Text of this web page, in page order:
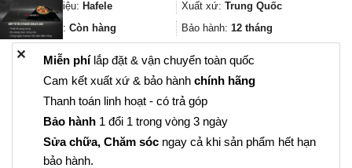
2.869.000₫.là:
2.151.000₫.
Thương hiệu: Hafele Xuất xứ: Trung Quốc
Trạng thái: Còn hàng Bảo hành: 12 tháng
Miễn phílắp đặt & vận chuyển toàn quốc
Cam kết xuất xứ & bảo hành chính hãng
Thanh toán linh hoạt - có trả góp
Bảo hành 1 đổi 1 trong vòng 3 ngày
Sửa chữa, Chăm sóc ngay cả khi sản phẩm hết hạn
bảo hành.
✕